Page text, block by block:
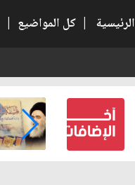
الرئيسية | كل المواضيع |
كتب لنفسه